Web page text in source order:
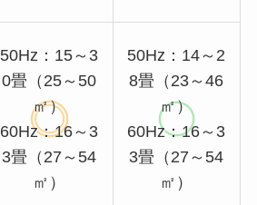
50Hz：15～3
0畳（25～50
㎡）
60Hz：16～3
3畳（27～54
㎡）
50Hz：14～2
8畳（23～46
㎡）
60Hz：16～3
3畳（27～54
㎡）